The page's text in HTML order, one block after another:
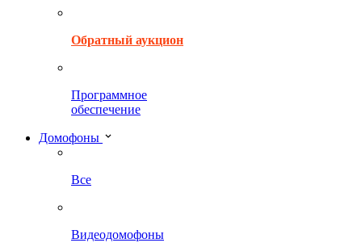
Обратный аукцион
Программное
обеспечение
Домофоны
Все
Видеодомофоны